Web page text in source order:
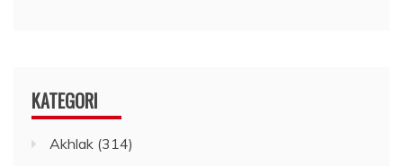
KATEGORI
Akhlak (314)